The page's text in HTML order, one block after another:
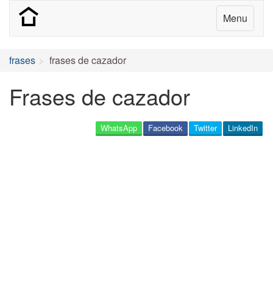
Menu
frases frases de cazador
Frases de cazador
LinkedIn
Twitter
Facebook
WhatsApp